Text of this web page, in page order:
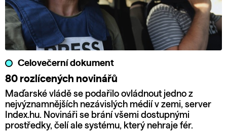
Celovečerní dokument
80 rozlícených novinářů
Maďarské vládě se podařilo ovládnout jedno z
nejvýznamnějších nezávislých médií v zemi, server
Index.hu. Novináři se brání všemi dostupnými
prostředky, čelí ale systému, který nehraje fér.